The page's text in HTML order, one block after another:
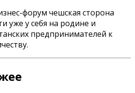
форум чешская сторона
уже у себя на родине и
предпринимателей к